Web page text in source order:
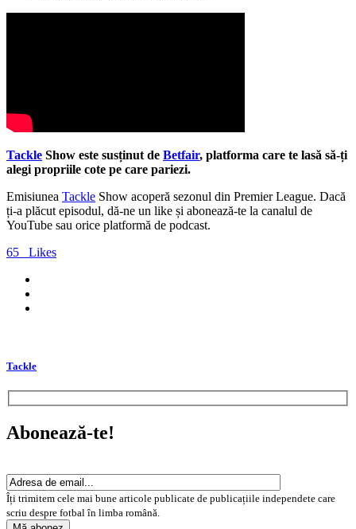
Tackle Show este susținut de Betfair, platforma care te lasă să-ți
alegi propriile cote pe care pariezi.
Emisiunea Tackle Show acoperă sezonul din Premier League. Dacă
ți-a plăcut episodul, dă-ne un like și abonează-te la canalul de
YouTube sau orice platformă de podcast.
65
Likes
Tackle
Abonează-te!
Îți trimitem cele mai bune articole publicate de publicațiile independete care
scriu despre fotbal în limba română.